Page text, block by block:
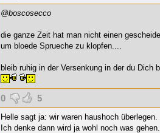
@boscosecco
die ganze Zeit hat man nicht einen
um bloede Sprueche zu klopfen....
bleib ruhig in der Versenkung in der du Dich
0 5
Helle sagt ja: wir waren haushoch überlegen.
Ich denke dann wird ja wohl noch was